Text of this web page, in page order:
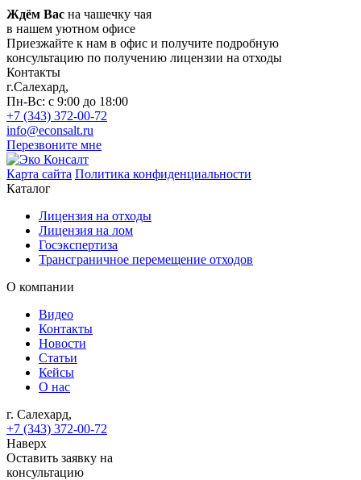
Ждём Вас на чашечку чая
в нашем уютном офисе
Приезжайте к нам в офис и получите подробную
консультацию по получению лицензии на отходы
Контакты
г.Салехард,
Пн-Вс: с 9:00 до 18:00
+7 (343) 372-00-72
info@econsalt.ru
Перезвоните мне
Карта сайта Политика конфиденциальности
Каталог
Лицензия на отходы
Лицензия на лом
Госэкспертиза
Трансграничное перемещение отходов
О компании
Видео
Контакты
Новости
Статьи
Кейсы
О нас
г. Салехард,
+7 (343) 372-00-72
Наверх
Оставить заявку на
консультацию